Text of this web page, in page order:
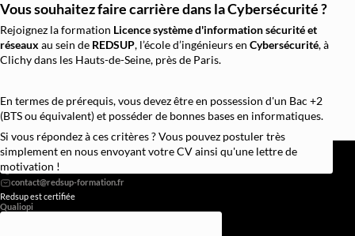
Vous souhaitez faire carrière dans la Cybersécurité ?
Rejoignez la formation Licence système d'information sécurité et
réseaux au sein de REDSUP, l’école d’ingénieurs en Cybersécurité, à
Clichy dans les Hauts-de-Seine, près de Paris.
En termes de prérequis, vous devez être en possession d'un Bac +2
(BTS ou équivalent) et posséder de bonnes bases en informatiques.
Si vous répondez à ces critères ? Vous pouvez postuler très
simplement en nous envoyant votre CV ainsi qu'une lettre de
motivation !
REDSUP © 2026
98 Bd Victor Hugo, 92110 Clichy
0756838251
Redsup est certifiée
Qualiopi